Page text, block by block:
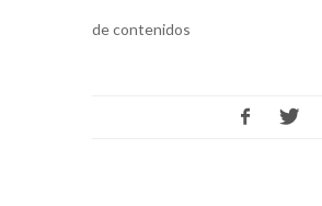
de contenidos